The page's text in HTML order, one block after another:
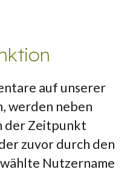
auf unserer
werden neben
der Zeitpunkt
zuvor durch den
Nutzername